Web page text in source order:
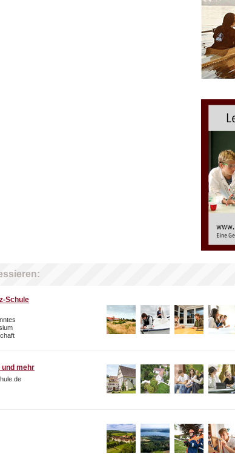
Schule
mehr